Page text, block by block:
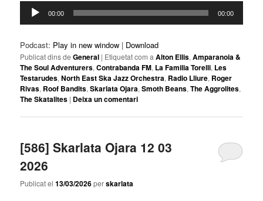
Reproductor
d'àudio
00:00 00:00
Podcast: Play in new window | Download
Publicat dins de General | Etiquetat com a Alton Ellis,Amparanoia &
The Soul Adventurers,Contrabanda FM, La Familia Torelli, Les
Testarudes,North East Ska Jazz Orchestra, Radio Lliure, Roger
Rivas, Roof Bandits,Skarlata Ojara,Smoth Beans,The Aggrolites,
The Skatalites | Deixa un comentari
[586] Skarlata Ojara 12 03
2026
Publicat el13/03/2026perskarlata